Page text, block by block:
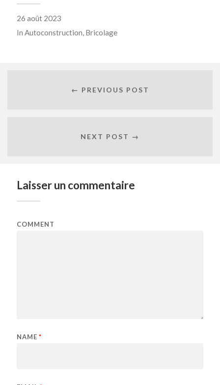
26 août 2023
In Autoconstruction, Bricolage
← PREVIOUS POST
NEXT POST →
Laisser un commentaire
COMMENT
NAME *